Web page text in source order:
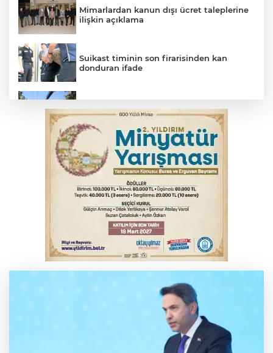
Mimarlardan kanun dışı ücret taleplerine
ilişkin açıklama
Suikast timinin son firarisinden kan
donduran ifade
korunuyor
Başkan Dalgıç: Denizler halkındır
Bursa'da kontrolden çıkan araç orta
refüje çıktı
Bursa'da akıma kapılan mühendis ağır
yaralandı